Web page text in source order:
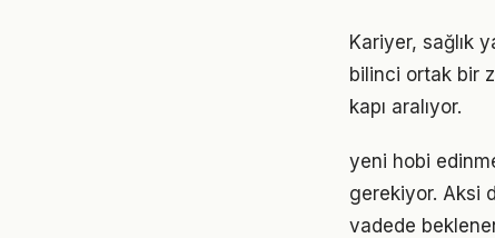
Kariyer, sağlık
bilinci ortak bir
kapı aralıyor.
yeni hobi
gerekiyor. Aksi
vadede